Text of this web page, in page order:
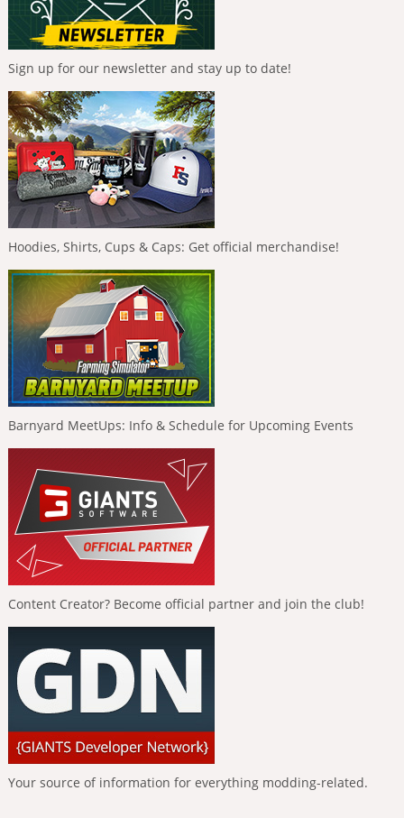
Sign up for our newsletter and stay up to date!
Hoodies, Shirts, Cups & Caps: Get official merchandise!
Barnyard MeetUps: Info & Schedule for Upcoming Events
Content Creator? Become official partner and join the club!
Your source of information for everything modding-related.